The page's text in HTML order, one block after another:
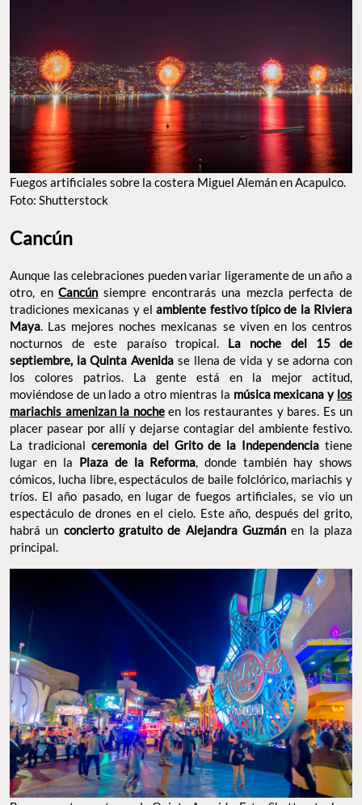
Fuegos artificiales sobre la costera Miguel Alemán en Acapulco.
Foto: Shutterstock
Cancún
Aunque las celebraciones pueden variar ligeramente de un año a
otro, enCancún siempre encontrarás una mezcla perfecta de
tradiciones mexicanas y elambiente festivo típico de la Riviera
Maya. Las mejores noches mexicanas se viven en los centros
nocturnos de este paraíso tropical. La noche del 15 de
septiembre, la Quinta Avenida se llena de vida y se adorna con
los colores patrios. La gente está en la mejor actitud,
moviéndose de un lado a otro mientras la música mexicana y los
mariachis amenizan la nocheen los restaurantes y bares. Es un
placer pasear por allí y dejarse contagiar del ambiente festivo.
La tradicional ceremonia del Grito de la Independencia tiene
lugar en la Plaza de la Reforma, donde también hay shows
cómicos, lucha libre, espectáculos de baile folclórico, mariachis y
tríos. El año pasado, en lugar de fuegos artificiales, se vio un
espectáculo de drones en el cielo. Este año, después del grito,
habrá un concierto gratuito de Alejandra Guzmánen la plaza
principal.